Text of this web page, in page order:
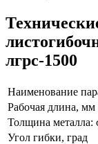
лгрс-1500
Наименование
Рабочая длина, мм
Толщина
Угол гибки, град